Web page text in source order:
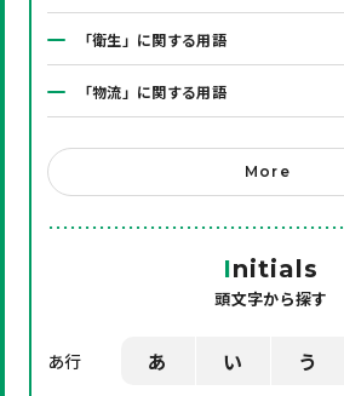
「衛生」に関する用語
「物流」に関する用語
「システム」に関する用語
「店舗備品」に関する用語
「環境」に関する用語
「業界用語」に関する用語
More
Initials
頭文字から探す
あ行 あ い う